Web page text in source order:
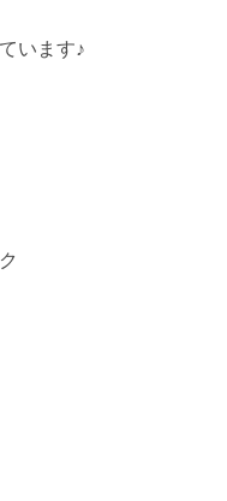
います♪